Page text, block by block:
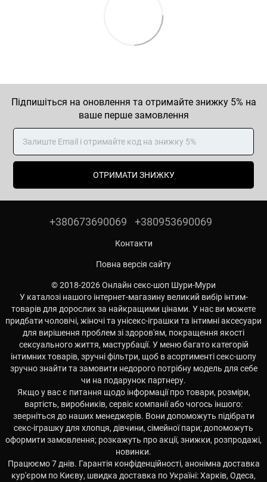
Підпишіться на оновлення та отримайте знижку 5% на
ваше перше замовлення
ОТРИМАТИ ЗНИЖКУ
+380673690069 +380953690069
Контакти
Повна версія сайту
© 2018-2026 Онлайн секс-шоп Шури-Мури
У каталозі нашого інтернет-магазину великий вибір інтим-
товарів для дорослих за найкращими цінами. У нас ви можете
придбати чоловічі, жіночі та унісекс-іграшки та інтимні аксесуари
для вирішення проблем зі здоров'ям, покращення якості
сексуального життя, мастурбації. У меню багато категорій
інтимних товарів, зручні фільтри, щоб в асортименті секс-шопу
зручно знайти та замовити недорого потрібну модель для себе
чи на подарунок партнеру.
Якщо у вас є питання щодо інформації про товари, розміри,
вартість, виробників, сервіс компанії або чогось іншого:
зверніться до наших менеджерів. Вони допоможуть підібрати
секс-іграшку для хлопця, дівчини, сімейної пари; допоможуть
оформити замовлення; розкажуть про акції, знижки, розпродажі,
новинки.
Працюємо 7 днів. Гарантія конфіденційності, анонімна доставка
кур'єром по Києву, швидка доставка по Україні: Харків, Одеса,